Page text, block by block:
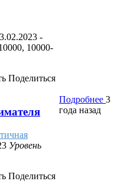
-
10000-
Поделиться
Уровень
Поделиться
Подробнее3
года назад